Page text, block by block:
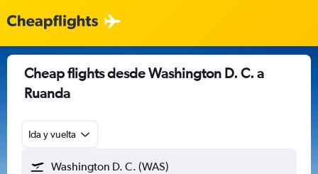
Cheap flights desde Washington D. C. a
Ruanda
Ida y vuelta
Washington D. C. (WAS)